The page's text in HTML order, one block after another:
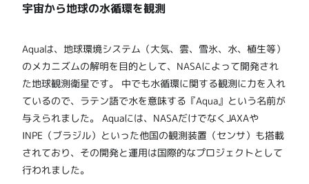
宇宙から地球の水循環を観測
Aquaは、地球環境システム（大気、雲、雪氷、水、植生等）
のメカニズムの解明を目的として、NASAによって開発され
た地球観測衛星です。 中でも水循環に関する観測に力を入れ
ているので、ラテン語で水を意味する『Aqua』という名前が
与えられました。 Aquaには、NASAだけでなくJAXAや
INPE（ブラジル）といった他国の観測装置（センサ）も搭載
されており、その開発と運用は国際的なプロジェクトとして
行われました。